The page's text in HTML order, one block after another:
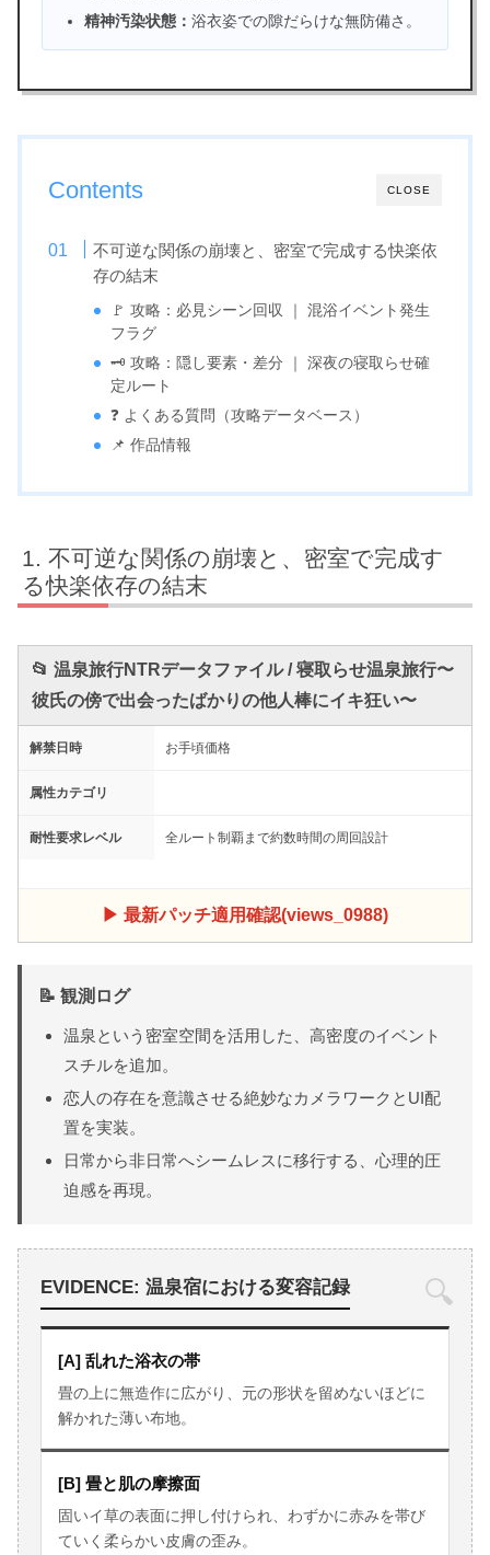
精神汚染状態： 浴衣姿での隙だらけな無防備さ。
CLOSE
Contents
不可逆な関係の崩壊と、密室で完成する快楽依
存の結末
🚩 攻略：必見シーン回収 ｜ 混浴イベント発生
フラグ
🗝️ 攻略：隠し要素・差分 ｜ 深夜の寝取らせ確
定ルート
❓ よくある質問（攻略データベース）
📌 作品情報
不可逆な関係の崩壊と、密室で完成す
る快楽依存の結末
📂 温泉旅行NTRデータファイル / 寝取らせ温泉旅行〜
彼氏の傍で出会ったばかりの他人棒にイキ狂い〜
解禁日時 お手頃価格
属性カテゴリ
耐性要求レベル 全ルート制覇まで約数時間の周回設計
▶ 最新パッチ適用確認(views_0988)
📝 観測ログ
温泉という密室空間を活用した、高密度のイベント
スチルを追加。
恋人の存在を意識させる絶妙なカメラワークとUI配
置を実装。
日常から非日常へシームレスに移行する、心理的圧
迫感を再現。
🔍
EVIDENCE: 温泉宿における変容記録
[A] 乱れた浴衣の帯
畳の上に無造作に広がり、元の形状を留めないほどに
解かれた薄い布地。
[B] 畳と肌の摩擦面
固いイ草の表面に押し付けられ、わずかに赤みを帯び
ていく柔らかい皮膚の歪み。